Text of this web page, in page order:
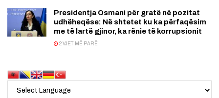
Presidentja Osmani për gratë në pozitat
udhëheqëse: Në shtetet ku ka përfaqësim
me të lartë gjinor, ka rënie të korrupsionit
2 VJET MË PARË